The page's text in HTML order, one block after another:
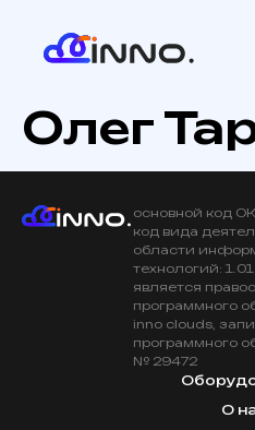
Олег
основной код
код вида
области
технологий:
является
программного
inno clouds,
программного
№ 29472
О